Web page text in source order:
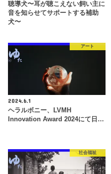
聴導犬〜耳が聴こえない飼い主に
音を知らせてサポートする補助
犬〜
アート
2024.6.1
ヘラルボニー、LVMH
Innovation Award 2024にて日…
社会福祉